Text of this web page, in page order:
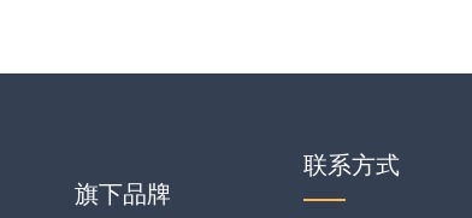
旗下品牌
联系方式